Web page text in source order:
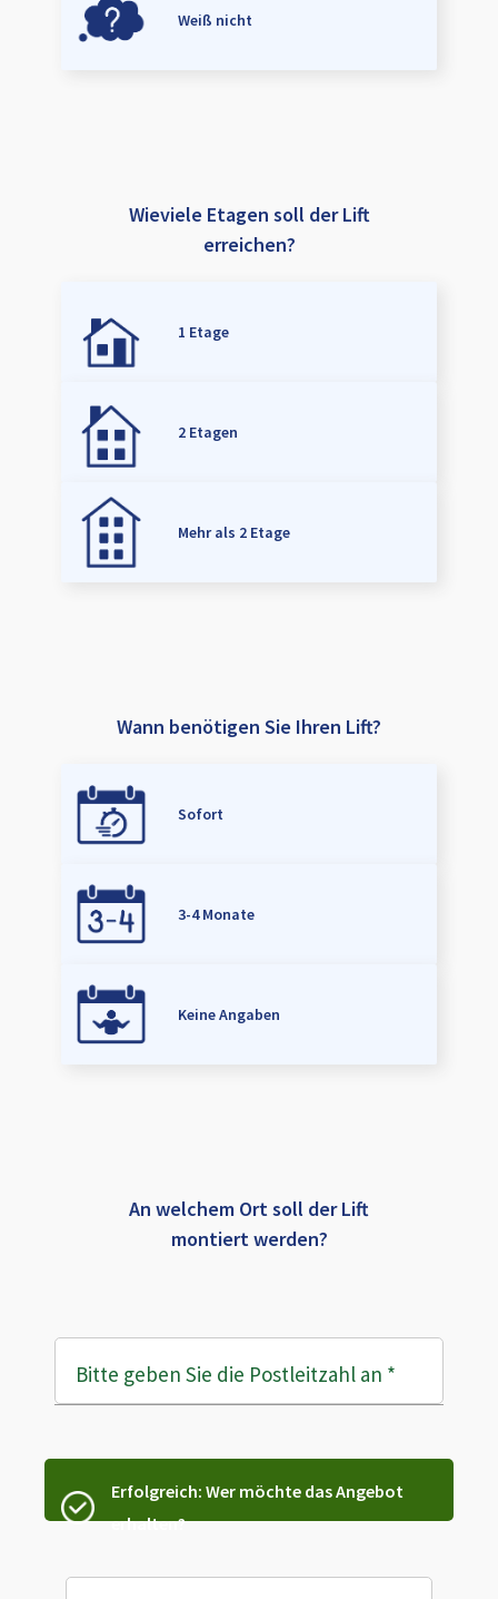
Weiß nicht
Wieviele Etagen soll der Lift
erreichen?
1 Etage
2 Etagen
Mehr als 2 Etage
Wann benötigen Sie Ihren Lift?
Sofort
3-4 Monate
Keine Angaben
An welchem Ort soll der Lift
montiert werden?
Bitte geben Sie die Postleitzahl an *
Erfolgreich: Wer möchte das Angebot
erhalten?